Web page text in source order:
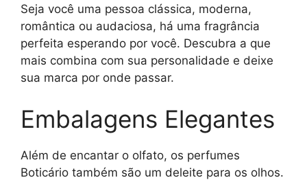
Seja você uma pessoa clássica, moderna,
romântica ou audaciosa, há uma fragrância
perfeita esperando por você. Descubra a que
mais combina com sua personalidade e deixe
sua marca por onde passar.
Embalagens Elegantes
Além de encantar o olfato, os perfumes
Boticário também são um deleite para os olhos.